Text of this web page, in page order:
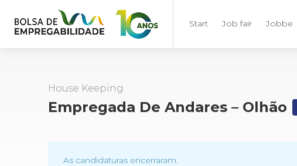
Start Job fair Jobbe
House Keeping
Empregada De Andares – Olhão
As candidaturas encerraram.